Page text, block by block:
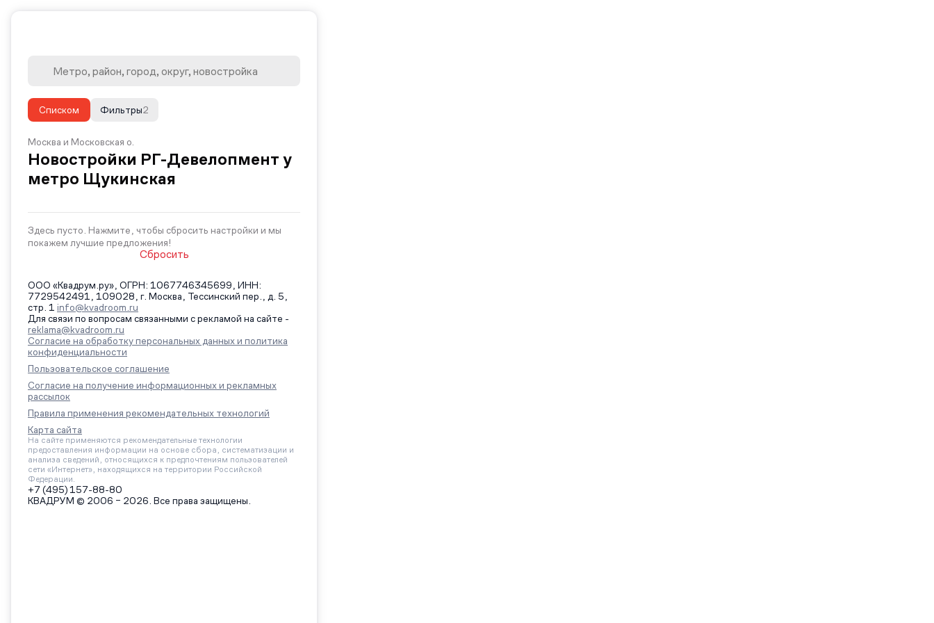
Списком 2
Фильтры
Москва и Московская о.
Новостройки РГ-Девелопмент у
метро Щукинская
Здесь пусто. Нажмите, чтобы сбросить настройки и мы
покажем лучшие предложения!
Сбросить
ООО «Квадрум.ру», ОГРН: 1067746345699, ИНН:
7729542491, 109028, г. Москва, Тессинский пер., д. 5,
стр. 1 info@kvadroom.ru
Для связи по вопросам связанными с рекламой на сайте -
reklama@kvadroom.ru
Согласие на обработку персональных данных и политика
конфиденциальности
Пользовательское соглашение
Согласие на получение информационных и рекламных
рассылок
Правила применения рекомендательных технологий
Карта сайта
На сайте применяются рекомендательные технологии
предоставления информации на основе сбора, систематизации и
анализа сведений, относящихся к предпочтениям пользователей
сети «Интернет», находящихся на территории Российской
Федерации.
+7 (495) 157-88-80
КВАДРУМ © 2006 – 2026. Все права защищены.